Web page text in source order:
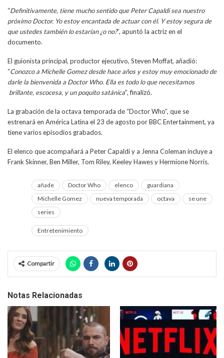
“Definitivamente, tiene mucho sentido que Peter Capaldi sea nuestro
próximo Doctor. Yo estoy encantada de actuar con él. Y estoy segura de
que ustedes también lo estarían ¿o no?”, apuntó la actriz en el
documento.
El guionista principal, productor ejecutivo, Steven Moffat, añadió:
“Conozco a Michelle Gomez desde hace años y estoy muy emocionado de
darle la bienvenida a Doctor Who. Ella es todo lo que necesitamos
brillante, escocesa, y un poquito satánica”, finalizó.
La grabación de la octava temporada de “Doctor Who”, que se
estrenará en América Latina el 23 de agosto por BBC Entertainment, ya
tiene varios episodios grabados.
El elenco que acompañará a Peter Capaldi y a Jenna Coleman incluye a
Frank Skinner, Ben Miller, Tom Riley, Keeley Hawes y Hermione Norris.
añade Doctor Who elenco
guardiana
Michelle Gomez
nueva temporada octava
se une
series
Entretenimiento
Compartir
Notas Relacionadas